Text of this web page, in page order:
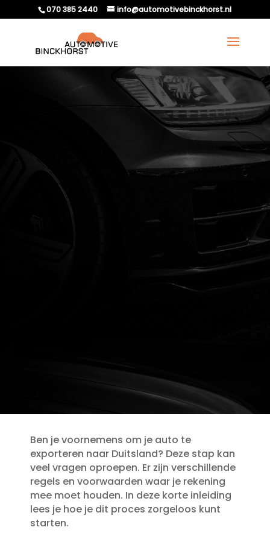
070 385 2440 info@automotivebinckhorst.nl
WAT TE DOEN ALS JE JE
AUTO NAAR DUITSLAND
WILT EXPORTEREN?
Ben je voornemens om je auto te
exporteren naar Duitsland? Deze stap kan
veel vragen oproepen.​ Er zijn verschillende
regels en voorwaarden waar je rekening
mee moet houden.​ In deze korte inleiding
lees je hoe je dit proces zorgeloos kunt
starten.​